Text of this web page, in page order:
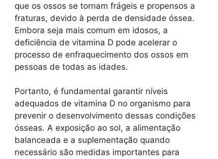
que os ossos se tornam frágeis e propensos a
fraturas, devido à perda de densidade óssea.
Embora seja mais comum em idosos, a
deficiência de vitamina D pode acelerar o
processo de enfraquecimento dos ossos em
pessoas de todas as idades.
Portanto, é fundamental garantir níveis
adequados de vitamina D no organismo para
prevenir o desenvolvimento dessas condições
ósseas. A exposição ao sol, a alimentação
balanceada e a suplementação quando
necessário são medidas importantes para